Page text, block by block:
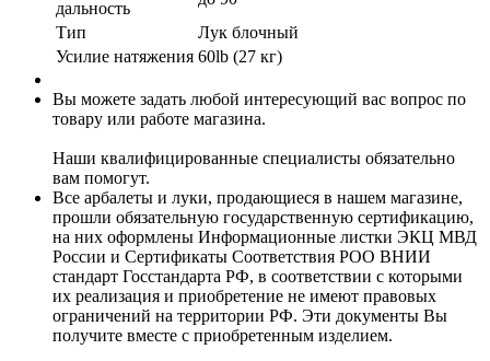
дальность
Тип
Лук блочный
Усилие натяжения 60lb (27 кг)
Вы можете задать любой интересующий вас вопрос по
товару или работе магазина.
Наши квалифицированные специалисты обязательно
вам помогут.
Все арбалеты и луки, продающиеся в нашем магазине,
прошли обязательную государственную сертификацию,
на них оформлены Информационные листки ЭКЦ МВД
России и Сертификаты Соответствия РОО ВНИИ
стандарт Госстандарта РФ, в соответствии с которыми
их реализация и приобретение не имеют правовых
ограничений на территории РФ. Эти документы Вы
получите вместе с приобретенным изделием.